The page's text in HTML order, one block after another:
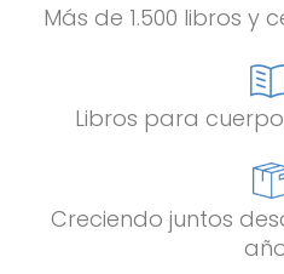
Más de 1.500 libros y
Libros para
Creciendo juntos